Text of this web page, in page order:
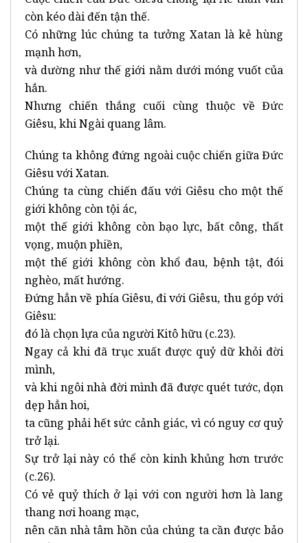
còn kéo dài đến tận thế.
Có những lúc chúng ta tưởng Xatan là kẻ hùng
mạnh hơn,
và dường như thế giới nằm dưới móng vuốt của
hắn.
Nhưng chiến thắng cuối cùng thuộc về Đức
Giêsu, khi Ngài quang lâm.
Chúng ta không đứng ngoài cuộc chiến giữa Đức
Giêsu với Xatan.
Chúng ta cùng chiến đấu với Giêsu cho một thế
giới không còn tội ác,
một thế giới không còn bạo lực, bất công, thất
vọng, muộn phiền,
một thế giới không còn khổ đau, bệnh tật, đói
nghèo, mất hướng.
Đứng hẳn về phía Giêsu, đi với Giêsu, thu góp với
Giêsu:
đó là chọn lựa của người Kitô hữu (c.23).
Ngay cả khi đã trục xuất được quỷ dữ khỏi đời
mình,
và khi ngôi nhà đời mình đã được quét tước, dọn
dẹp hẳn hoi,
ta cũng phải hết sức cảnh giác, vì có nguy cơ quỷ
trở lại.
Sự trở lại này có thể còn kinh khủng hơn trước
(c.26).
Có vẻ quỷ thích ở lại với con người hơn là lang
thang nơi hoang mạc,
nên căn nhà tâm hồn của chúng ta cần được bảo